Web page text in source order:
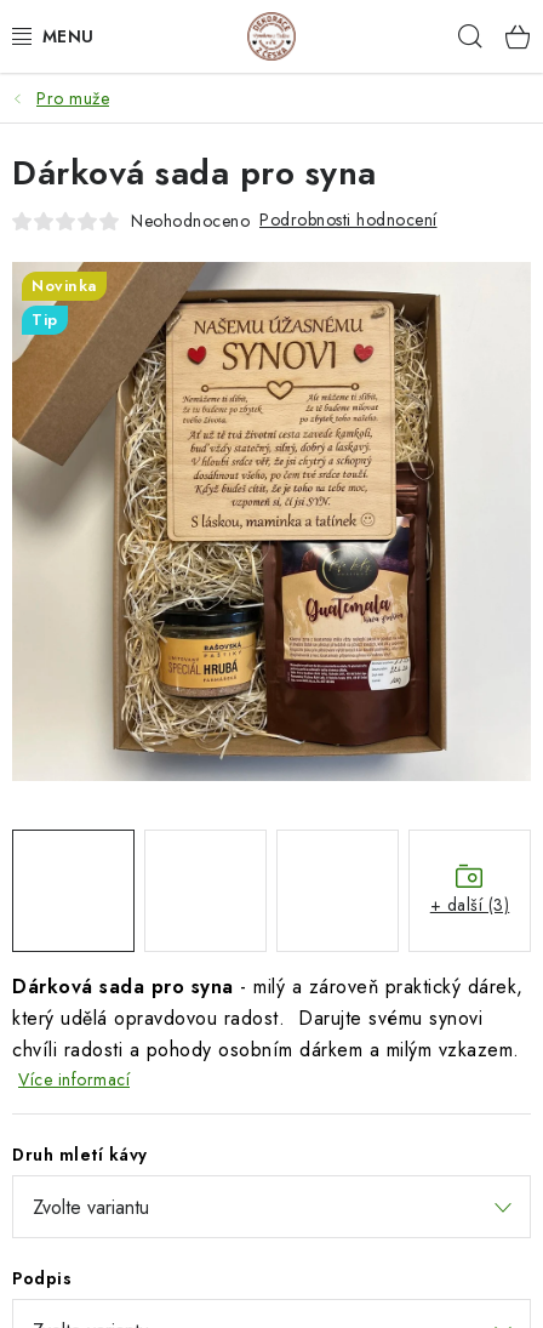
na
NEJPRODÁVANĚJŠÍ
SVATEBNÍ DARY/ DEKORACE 💍
DÁRKOVÉ BOXY A KRABIČKY
DÁRKY K NAROZENINÁM
PERSONALIZOVANÉ DÁRKY ✨
DÁRKY
DŘEVĚNÉ DEKORACE
SEZÓNNÍ DEKORACE
DÁRKY Z LÁSKY
🔥 AKCE A SLEVY
Vrácení zboží
Pro muže
Dárková sada pro syna - milý a zároveň praktický dárek,
který udělá opravdovou radost. Darujte svému synovi
chvíli radosti a pohody osobním dárkem a milým vzkazem.
Více informací
Druh mletí kávy
Podpis
Dárková sada pro syna
Neohodnoceno Podrobnosti hodnocení
Novinka
Tip
+ další (3)